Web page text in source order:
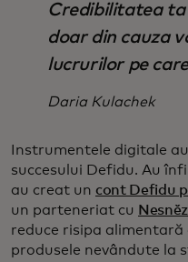
Credibilitatea ta
doar din cauza
lucrurilor pe
Daria Kulachek
Instrumentele digitale
succesului Defidu. Au
au creat un cont Defidu
un parteneriat cu
reduce risipa alimentară
produsele nevândute la